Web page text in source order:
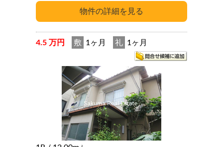
4.5 万円 敷 1ヶ月 礼 1ヶ月
2